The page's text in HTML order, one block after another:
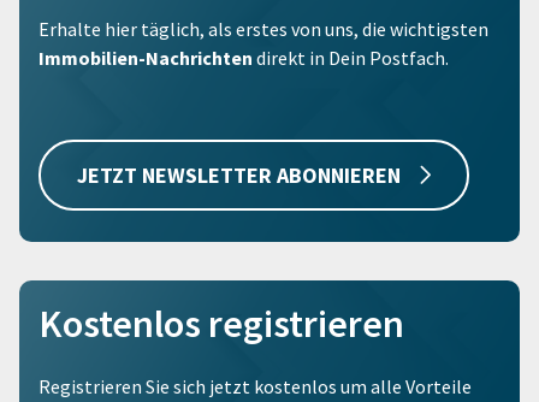
Erhalte hier täglich, als erstes von uns, die wichtigsten
Immobilien-Nachrichten direkt in Dein Postfach.
JETZT NEWSLETTER ABONNIEREN
Kostenlos registrieren
Registrieren Sie sich jetzt kostenlos um alle Vorteile